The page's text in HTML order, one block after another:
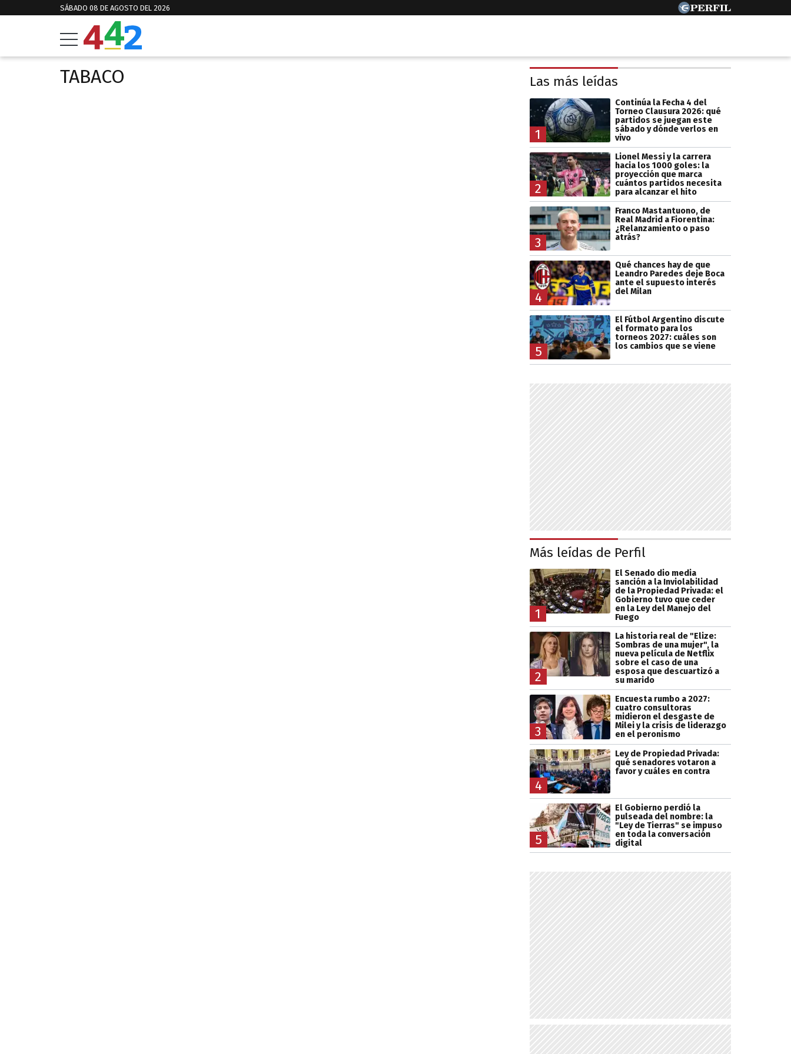
SÁBADO 08 DE AGOSTO DEL 2026
TABACO Las más leídas
1
Continúa la Fecha 4 del
Torneo Clausura 2026: qué
partidos se juegan este
sábado y dónde verlos en
vivo
2
Lionel Messi y la carrera
hacia los 1000 goles: la
proyección que marca
cuántos partidos necesita
para alcanzar el hito
3
Franco Mastantuono, de
Real Madrid a Fiorentina:
¿Relanzamiento o paso
atrás?
4
Qué chances hay de que
Leandro Paredes deje Boca
ante el supuesto interés
del Milan
5
El Fútbol Argentino discute
el formato para los
torneos 2027: cuáles son
los cambios que se viene
Más leídas de Perfil
1
El Senado dio media
sanción a la Inviolabilidad
de la Propiedad Privada: el
Gobierno tuvo que ceder
en la Ley del Manejo del
Fuego
2
La historia real de "Elize:
Sombras de una mujer", la
nueva película de Netflix
sobre el caso de una
esposa que descuartizó a
su marido
3
Encuesta rumbo a 2027:
cuatro consultoras
midieron el desgaste de
Milei y la crisis de liderazgo
en el peronismo
4
Ley de Propiedad Privada:
qué senadores votaron a
favor y cuáles en contra
5
El Gobierno perdió la
pulseada del nombre: la
"Ley de Tierras" se impuso
en toda la conversación
digital